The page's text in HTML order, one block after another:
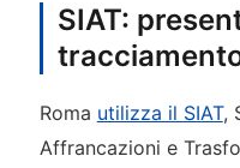
SIAT:
Roma utilizza il SIAT,
Affrancazioni e